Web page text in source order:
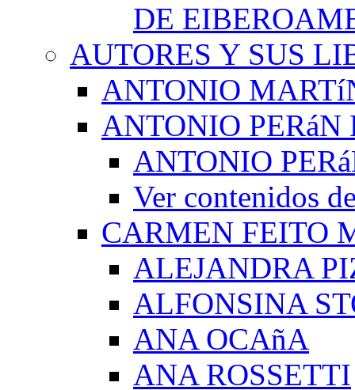
DE
AUTORES Y SUS
ANTONIO
ANTONIO PERáN
ANTONIO
Ver contenidos
CARMEN FEITO
ALEJANDRA
ALFONSINA
ANA OCAñA
ANA ROSSETTI